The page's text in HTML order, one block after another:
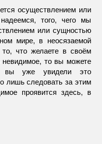
осуществлением или
того, чего мы
или сущностью
мире, в неосязаемой
что желаете в своём
то вы можете
вы уже увидели это
лишь следовать за этим
проявится здесь, в